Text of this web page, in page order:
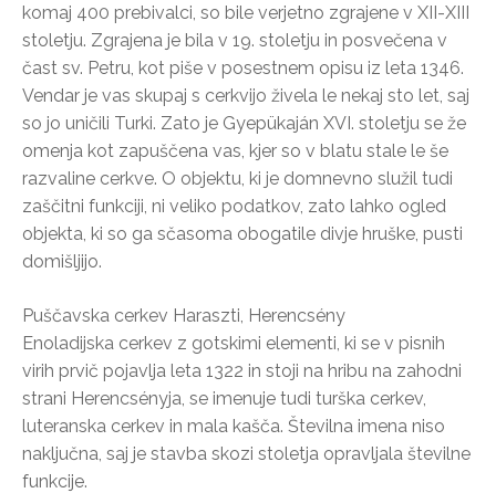
komaj 400 prebivalci, so bile verjetno zgrajene v XII-XIII
stoletju. Zgrajena je bila v 19. stoletju in posvečena v
čast sv. Petru, kot piše v posestnem opisu iz leta 1346.
Vendar je vas skupaj s cerkvijo živela le nekaj sto let, saj
so jo uničili Turki. Zato je Gyepükaján XVI. stoletju se že
omenja kot zapuščena vas, kjer so v blatu stale le še
razvaline cerkve. O objektu, ki je domnevno služil tudi
zaščitni funkciji, ni veliko podatkov, zato lahko ogled
objekta, ki so ga sčasoma obogatile divje hruške, pusti
domišljijo.
Puščavska cerkev Haraszti, Herencsény
Enoladijska cerkev z gotskimi elementi, ki se v pisnih
virih prvič pojavlja leta 1322 in stoji na hribu na zahodni
strani Herencsényja, se imenuje tudi turška cerkev,
luteranska cerkev in mala kašča. Številna imena niso
naključna, saj je stavba skozi stoletja opravljala številne
funkcije.